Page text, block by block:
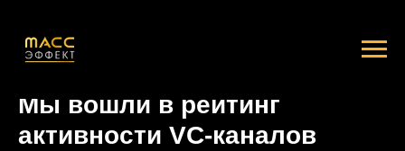
Мы вошли в рейтинг
активности VC-каналов